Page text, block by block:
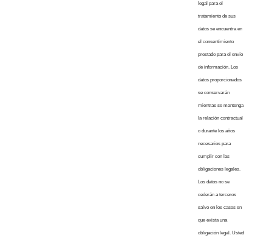
legal para el
tratamiento de sus
datos se encuentra en
el consentimiento
prestado para el envío
de información. Los
datos proporcionados
se conservarán
mientras se mantenga
la relación contractual
o durante los años
necesarios para
cumplir con las
obligaciones legales.
Los datos no se
cederán a terceros
salvo en los casos en
que exista una
obligación legal. Usted